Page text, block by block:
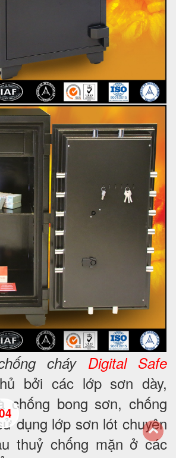
cháy Digital Safe
bởi các lớp sơn dày,
chống bong sơn, chống
dụng lớp sơn lót chuyên
thuỷ chống mặn ở các
back